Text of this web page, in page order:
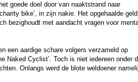
goede doel door van naaktstrand naar
bike’, in zijn nakie. Het opgehaalde geld
bezighoudt met aandacht vragen voor
een aardige schare volgers verzameld op
Naked Cyclist’. Toch is niet iedereen onder
Onlangs werd de blote weldoener